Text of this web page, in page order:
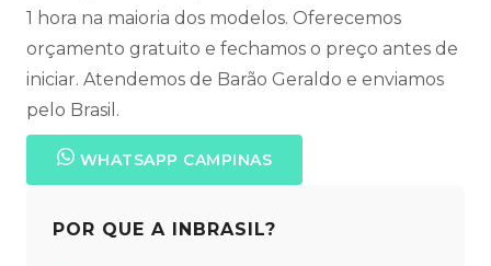
1 hora na maioria dos modelos. Oferecemos
orçamento gratuito e fechamos o preço antes de
iniciar. Atendemos de Barão Geraldo e enviamos
pelo Brasil.
WHATSAPP CAMPINAS
POR QUE A INBRASIL?